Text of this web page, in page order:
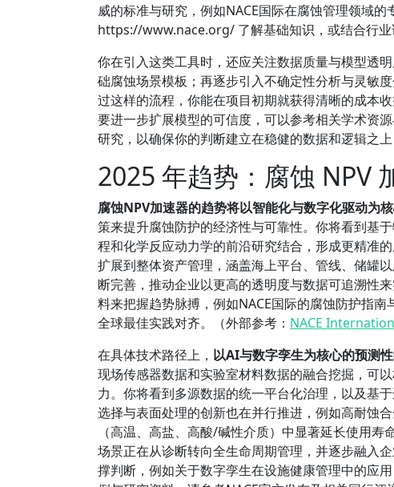
威的标准与研究，例如NACE国际在腐蚀管理领域
https://www.nace.org/ 了解基础知识，或结合行业
你在引入这类工具时，还应关注数据质量与模型透
础腐蚀场景模板；再逐步引入不确定性分析与灵敏
过这样的流程，你能在项目初期就获得清晰的成本
要进一步扩展模型的可信度，可以参考相关学术资
研究，以确保你的判断建立在稳健的数据和逻辑之
2025 年趋势：腐蚀 NPV
腐蚀NPV加速器的趋势将以智能化与数字化驱动为核
策来提升腐蚀防护的经济性与可靠性。你将看到基
程和化学反应动力学的前沿研究结合，形成更精准
扩展到整体资产管理，涵盖海上平台、管线、储罐
断完善，推动企业以更高的透明度与数据可追溯性
料来把握趋势脉搏，例如NACE国际的腐蚀防护指
全球最佳实践对齐。（外部参考： NACE
在具体技术路径上， 以AI与数字孪生为核心的预测
现场传感器数据和实验室材料数据的融合挖掘，可
力。你将看到多源数据的统一平台化治理，以及基
选择与表面处理的创新也在并行推进，例如高耐蚀
（高温、高盐、高酸/碱性介质）中显著延长使用
场景正在从诊断转向全生命周期管理，并逐步融入
撑判断，例如关于数字孪生在设施健康管理中的应